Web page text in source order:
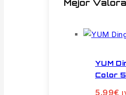
Mejor
YUM
Color
5.99€